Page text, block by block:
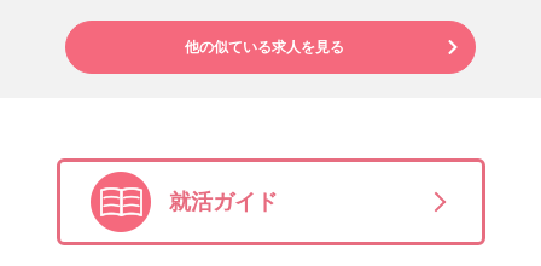
他の似ている求人を見る
就活ガイド